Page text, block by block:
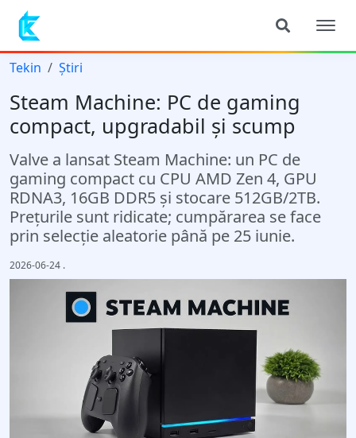
Tekin Știri
Steam Machine: PC de gaming
compact, upgradabil și scump
Valve a lansat Steam Machine: un PC de
gaming compact cu CPU AMD Zen 4, GPU
RDNA3, 16GB DDR5 și stocare 512GB/2TB.
Prețurile sunt ridicate; cumpărarea se face
prin selecție aleatorie până pe 25 iunie.
2026-06-24 .